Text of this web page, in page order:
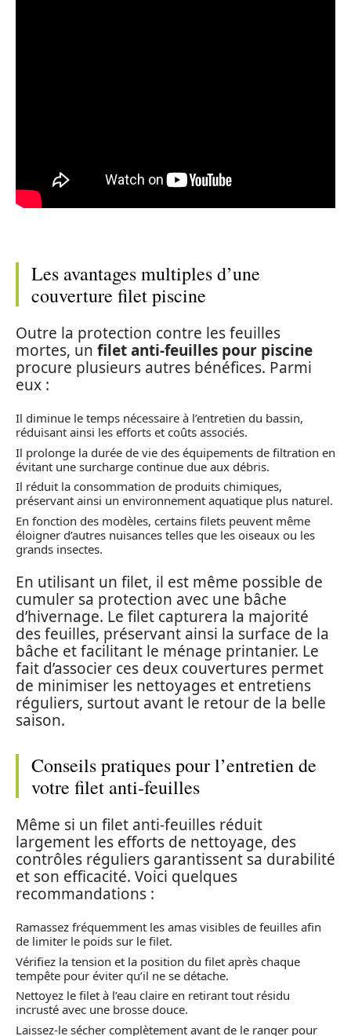
Les avantages multiples d’une
couverture filet piscine
Outre la protection contre les feuilles
mortes, un filet anti-feuilles pour piscine
procure plusieurs autres bénéfices. Parmi
eux :
Il diminue le temps nécessaire à l’entretien du bassin,
réduisant ainsi les efforts et coûts associés.
Il prolonge la durée de vie des équipements de filtration en
évitant une surcharge continue due aux débris.
Il réduit la consommation de produits chimiques,
préservant ainsi un environnement aquatique plus naturel.
En fonction des modèles, certains filets peuvent même
éloigner d’autres nuisances telles que les oiseaux ou les
grands insectes.
En utilisant un filet, il est même possible de
cumuler sa protection avec une bâche
d’hivernage. Le filet capturera la majorité
des feuilles, préservant ainsi la surface de la
bâche et facilitant le ménage printanier. Le
fait d’associer ces deux couvertures permet
de minimiser les nettoyages et entretiens
réguliers, surtout avant le retour de la belle
saison.
Conseils pratiques pour l’entretien de
votre filet anti-feuilles
Même si un filet anti-feuilles réduit
largement les efforts de nettoyage, des
contrôles réguliers garantissent sa durabilité
et son efficacité. Voici quelques
recommandations :
Ramassez fréquemment les amas visibles de feuilles afin
de limiter le poids sur le filet.
Vérifiez la tension et la position du filet après chaque
tempête pour éviter qu’il ne se détache.
Nettoyez le filet à l’eau claire en retirant tout résidu
incrusté avec une brosse douce.
Laissez-le sécher complètement avant de le ranger pour